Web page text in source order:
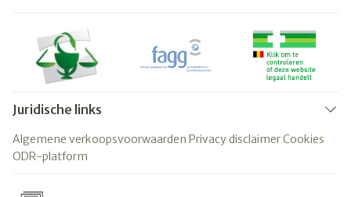
Juridische links
Algemene verkoopsvoorwaarden Privacy disclaimerCookies
ODR-platform